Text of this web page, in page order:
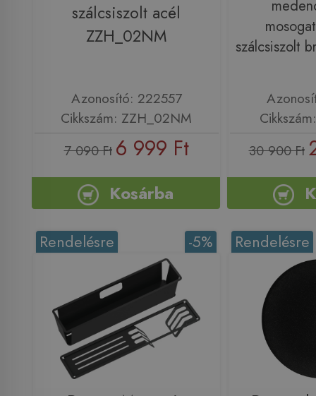
szálcsiszolt acél
ZZH_02NM
Azonosító: 222557
Cikkszám: ZZH_02NM
7 090 Ft 6 999 Ft
Kosárba
szálcsiszolt
30 900 Ft
-5%
Rendelésre Rendelésre